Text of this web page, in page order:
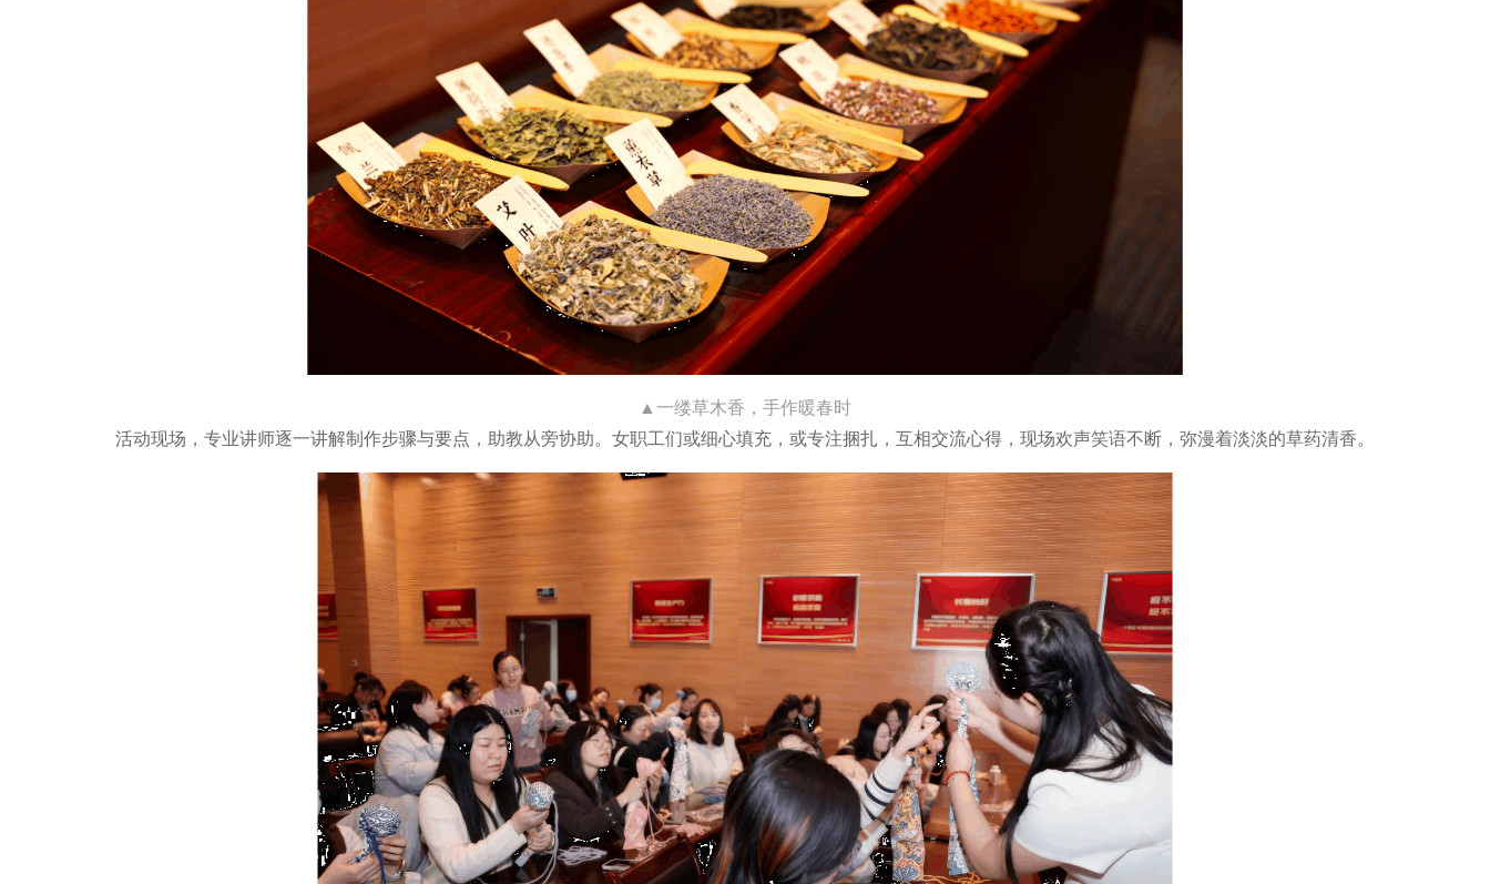
▲一缕草木香，手作暖春时
活动现场，专业讲师逐一讲解制作步骤与要点，助教从旁协助。女职工们或细心填充，或专注捆扎，互相交流心得，现场欢声笑语不断，弥漫着淡淡的草药清香。